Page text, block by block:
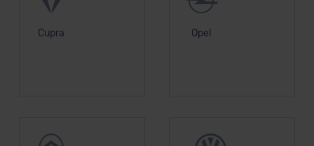
Cupra Opel